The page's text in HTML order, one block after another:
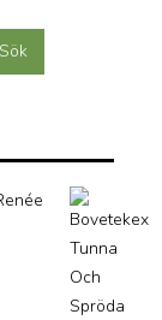
Sök